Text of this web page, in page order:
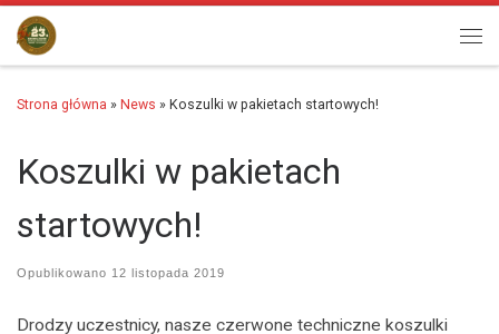
Przejdź do treści
Strona główna » News » Koszulki w pakietach startowych!
Koszulki w pakietach
startowych!
Opublikowano 12 listopada 2019
Drodzy uczestnicy, nasze czerwone techniczne koszulki